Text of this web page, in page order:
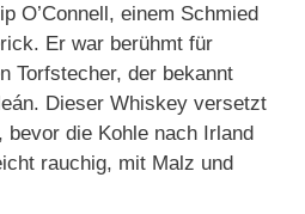
O’Connell, einem Schmied
Er war berühmt für
Torfstecher, der bekannt
Dieser Whiskey versetzt
die Kohle nach Irland
rauchig, mit Malz und